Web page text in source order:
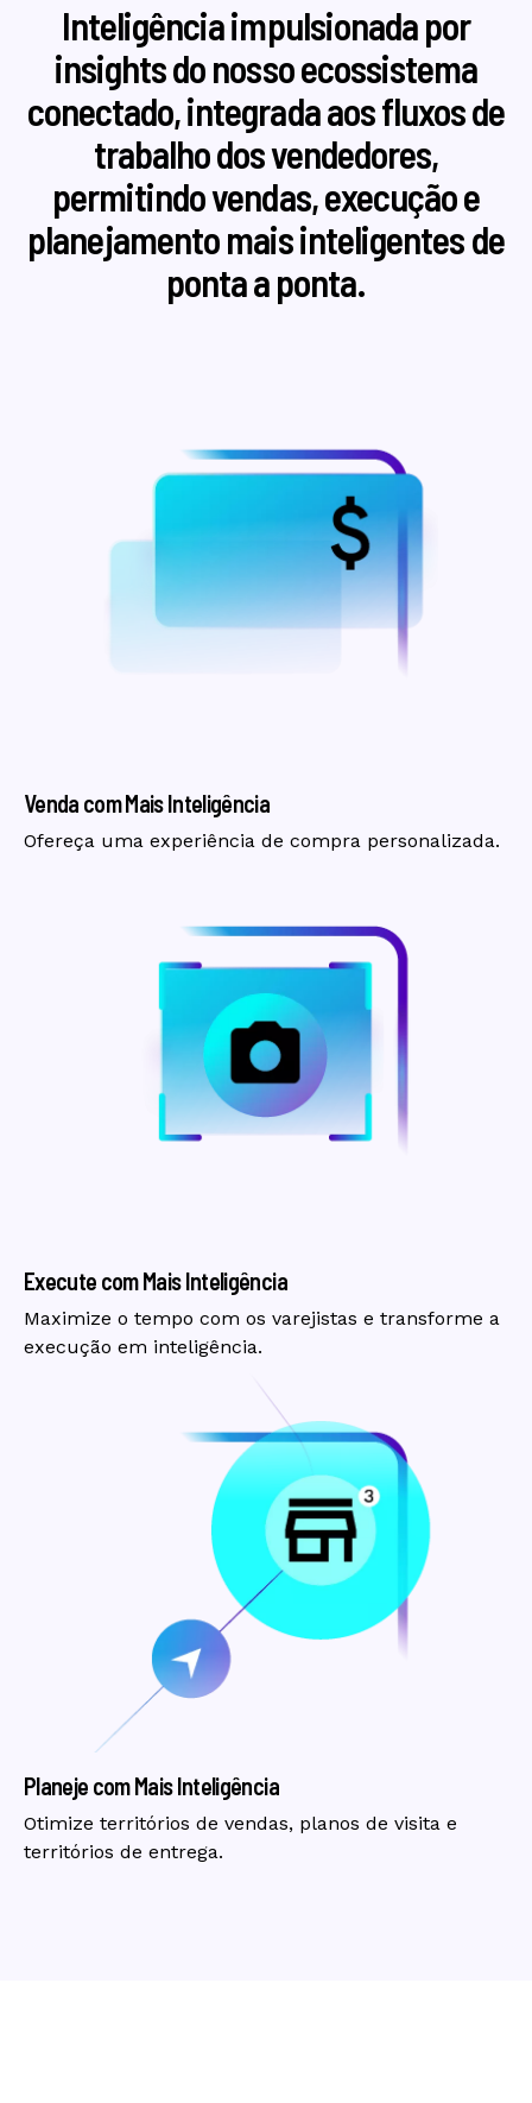
Inteligência impulsionada por
insights do nosso ecossistema
conectado, integrada aos fluxos de
trabalho dos vendedores,
permitindo vendas, execução e
planejamento mais inteligentes de
ponta a ponta.
Venda com Mais Inteligência
Ofereça uma experiência de compra personalizada.
Execute com Mais Inteligência
Maximize o tempo com os varejistas e transforme a
execução em inteligência.
Planeje com Mais Inteligência
Otimize territórios de vendas, planos de visita e
territórios de entrega.